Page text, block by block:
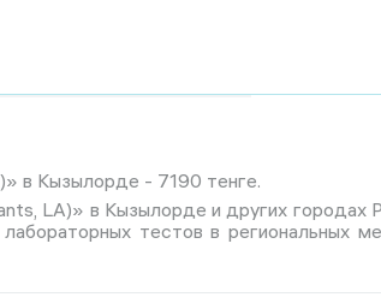
в Кызылорде - 7190 тенге.
LA)» в Кызылорде и других городах
тестов в региональных